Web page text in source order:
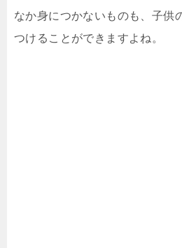
なか身につかないものも、子供
つけることができますよね。